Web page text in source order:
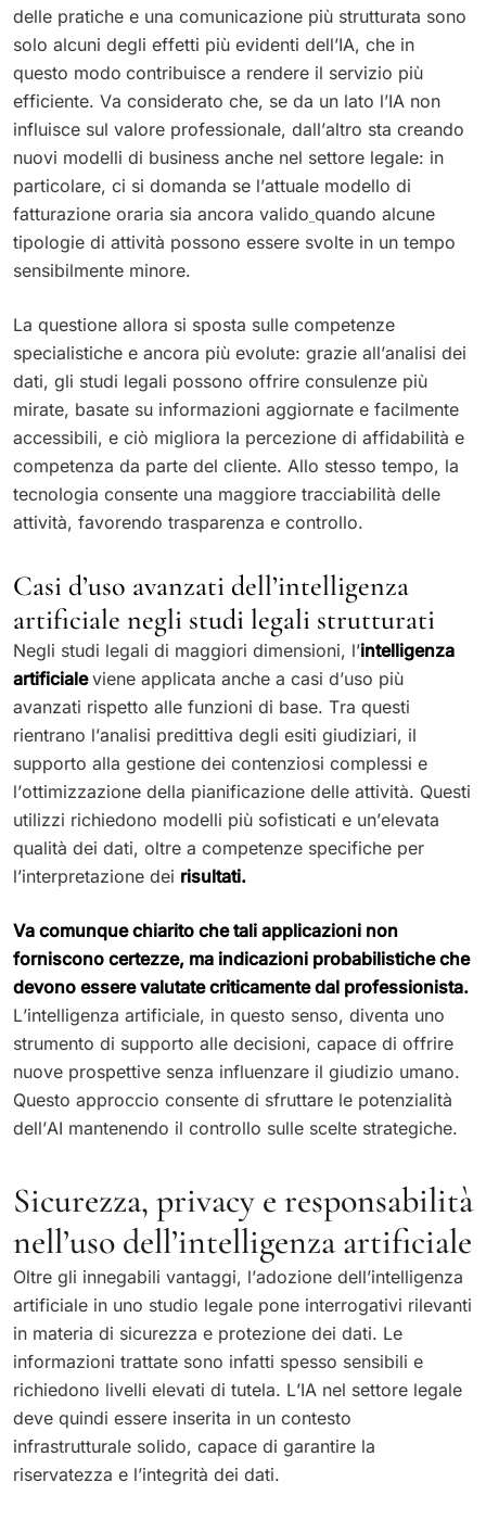
delle pratiche e una comunicazione più strutturata sono
solo alcuni degli effetti più evidenti dell’IA, che in
questo modo contribuisce a rendere il servizio più
efficiente. Va considerato che, se da un lato l’IA non
influisce sul valore professionale, dall’altro sta creando
nuovi modelli di business anche nel settore legale: in
particolare, ci si domanda se l’attuale modello di
fatturazione oraria sia ancora valido quando alcune
tipologie di attività possono essere svolte in un tempo
sensibilmente minore.
La questione allora si sposta sulle competenze
specialistiche e ancora più evolute: grazie all’analisi dei
dati, gli studi legali possono offrire consulenze più
mirate, basate su informazioni aggiornate e facilmente
accessibili, e ciò migliora la percezione di affidabilità e
competenza da parte del cliente. Allo stesso tempo, la
tecnologia consente una maggiore tracciabilità delle
attività, favorendo trasparenza e controllo.
Casi d’uso avanzati dell’intelligenza
artificiale negli studi legali strutturati
Negli studi legali di maggiori dimensioni, l’intelligenza
artificialeviene applicata anche a casi d’uso più
avanzati rispetto alle funzioni di base. Tra questi
rientrano l’analisi predittiva degli esiti giudiziari, il
supporto alla gestione dei contenziosi complessi e
l’ottimizzazione della pianificazione delle attività. Questi
utilizzi richiedono modelli più sofisticati e un’elevata
qualità dei dati, oltre a competenze specifiche per
l’interpretazione dei risultati.
Va comunque chiarito che tali applicazioni non
forniscono certezze, ma indicazioni probabilistiche che
devono essere valutate criticamente dal professionista.
L’intelligenza artificiale, in questo senso, diventa uno
strumento di supporto alle decisioni, capace di offrire
nuove prospettive senza influenzare il giudizio umano.
Questo approccio consente di sfruttare le potenzialità
dell’AI mantenendo il controllo sulle scelte strategiche.
Sicurezza, privacy e responsabilità
nell’uso dell’intelligenza artificiale
Oltre gli innegabili vantaggi, l’adozione dell’intelligenza
artificiale in uno studio legale pone interrogativi rilevanti
in materia di sicurezza e protezione dei dati. Le
informazioni trattate sono infatti spesso sensibili e
richiedono livelli elevati di tutela. L’IA nel settore legale
deve quindi essere inserita in un contesto
infrastrutturale solido, capace di garantire la
riservatezza e l’integrità dei dati.